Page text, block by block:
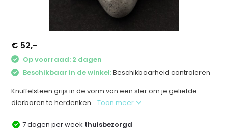
€ 52,-
Op voorraad: 2 dagen
Beschikbaar in de winkel:Beschikbaarheid controleren
Knuffelsteen grijs in de vorm van een ster om je geliefde
dierbaren te herdenken...Toon meer
7 dagen per week thuisbezorgd